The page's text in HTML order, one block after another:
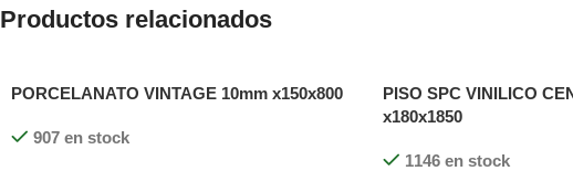
Productos relacionados
PORCELANATO VINTAGE 10mm x150x800
907 en stock
PISO SPC VINILICO
x180x1850
1146 en stock